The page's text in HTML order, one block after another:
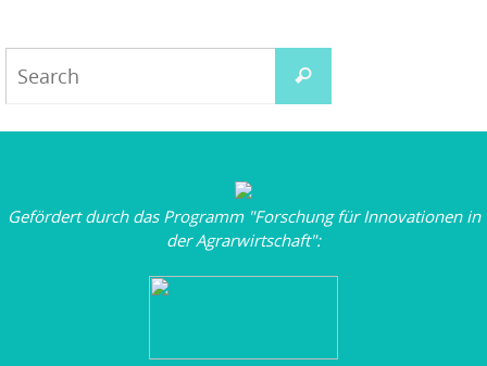
Gefördert durch das Programm "Forschung für Innovationen in
der Agrarwirtschaft":